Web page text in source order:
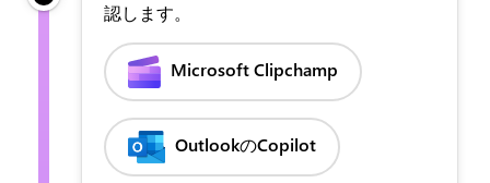
認します。
Microsoft Clipchamp
OutlookのCopilot